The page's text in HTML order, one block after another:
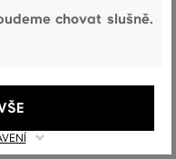
0
chovat slušně.